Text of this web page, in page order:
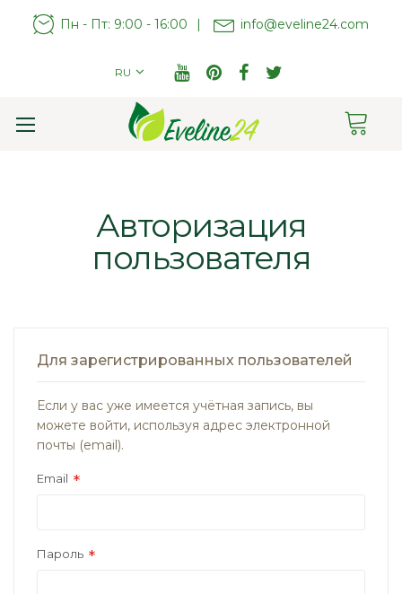
Пн - Пт: 9:00 - 16:00 | info@eveline24.com
RU
Авторизация
пользователя
Для зарегистрированных пользователей
Если у вас уже имеется учётная запись, вы
можете войти, используя адрес электронной
почты (email).
Email
Пароль